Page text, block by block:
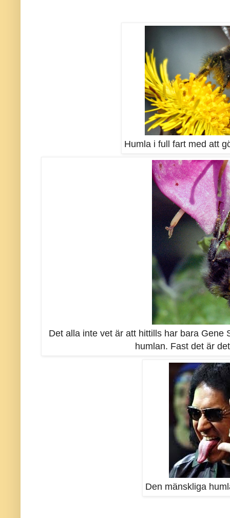
Humla i full fart med att
Det alla inte vet är att hittills har bara Gene
humlan. Fast det är
Den mänskliga